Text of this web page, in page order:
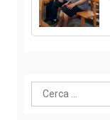
Cerca: